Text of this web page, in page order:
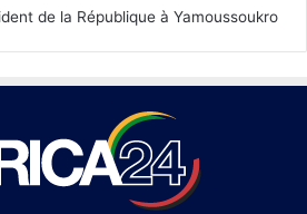
de la République à Yamoussoukro